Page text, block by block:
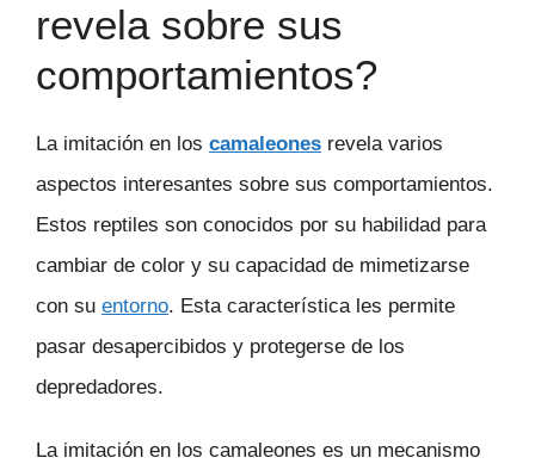
revela sobre sus
comportamientos?
La imitación en los camaleones revela varios
aspectos interesantes sobre sus comportamientos.
Estos reptiles son conocidos por su habilidad para
cambiar de color y su capacidad de mimetizarse
con su entorno. Esta característica les permite
pasar desapercibidos y protegerse de los
depredadores.
La imitación en los camaleones es un mecanismo